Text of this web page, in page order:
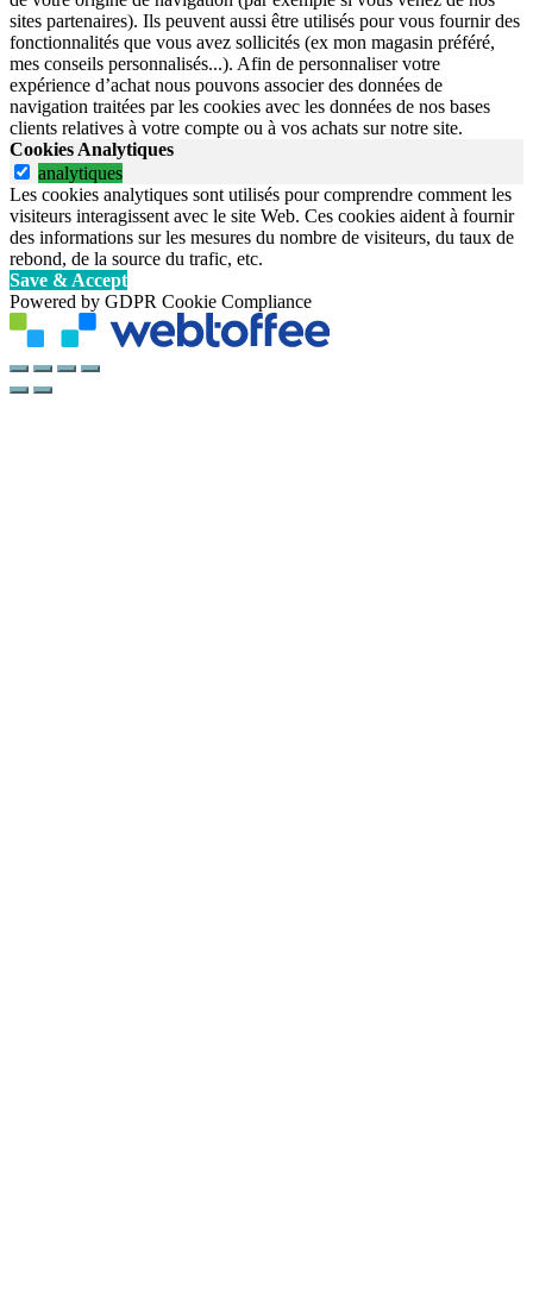
sites partenaires). Ils peuvent aussi être utilisés pour vous fournir des
fonctionnalités que vous avez sollicités (ex mon magasin préféré,
mes conseils personnalisés...). Afin de personnaliser votre
expérience d’achat nous pouvons associer des données de
navigation traitées par les cookies avec les données de nos bases
clients relatives à votre compte ou à vos achats sur notre site.
Cookies Analytiques
analytiques
Les cookies analytiques sont utilisés pour comprendre comment les
visiteurs interagissent avec le site Web. Ces cookies aident à fournir
des informations sur les mesures du nombre de visiteurs, du taux de
rebond, de la source du trafic, etc.
Save & Accept
Powered by GDPR Cookie Compliance